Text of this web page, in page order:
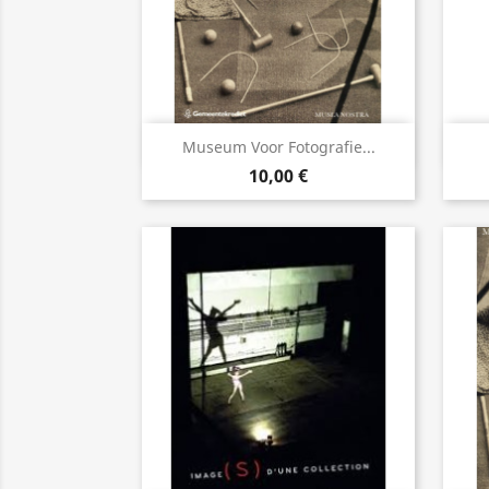
Museum Voor Fotografie...
10,00 €
Aperçu rapide